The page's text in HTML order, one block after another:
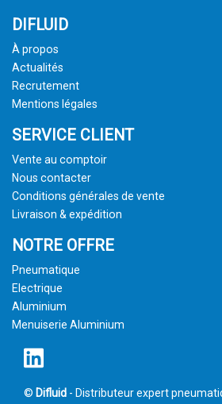
DIFLUID
À propos
Actualités
Recrutement
Mentions légales
SERVICE CLIENT
Vente au comptoir
Nous contacter
Conditions générales de vente
Livraison & expédition
NOTRE OFFRE
Pneumatique
Electrique
Aluminium
Menuiserie Aluminium
© Difluid - Distributeur expert